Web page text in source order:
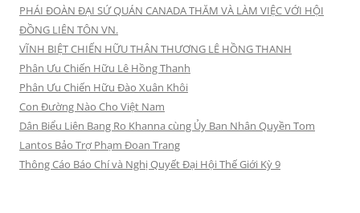
PHÁI ĐOÀN ĐẠI SỨ QUÁN CANADA THĂM VÀ LÀM VIỆC VỚI HỘI
ĐỒNG LIÊN TÔN VN.
VĨNH BIỆT CHIẾN HỮU THÂN THƯƠNG LÊ HỒNG THANH
Phân Ưu Chiến Hữu Lê Hồng Thanh
Phân Ưu Chiến Hữu Đào Xuân Khôi
Con Đường Nào Cho Việt Nam
Dân Biểu Liên Bang Ro Khanna cùng Ủy Ban Nhân Quyền Tom
Lantos Bảo Trợ Phạm Đoan Trang
Thông Cáo Báo Chí và Nghị Quyết Đại Hội Thế Giới Kỳ 9